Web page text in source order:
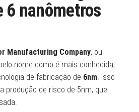
6 nanômetros
Manufacturing Company, ou
nome como é mais conhecida,
de fabricação de 6nm . Isso
produção de risco de 5nm, que